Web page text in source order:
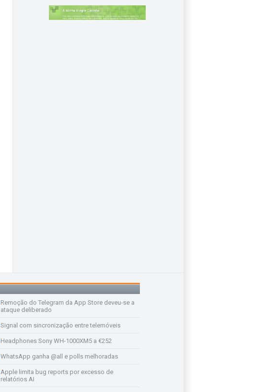
Remoção do Telegram da App Store deveu-se a
ataque deliberado
Signal com sincronização entre telemóveis
Headphones Sony WH-1000XM5 a €252
WhatsApp ganha @all e polls melhoradas
Apple limita bug reports por excesso de
relatórios AI